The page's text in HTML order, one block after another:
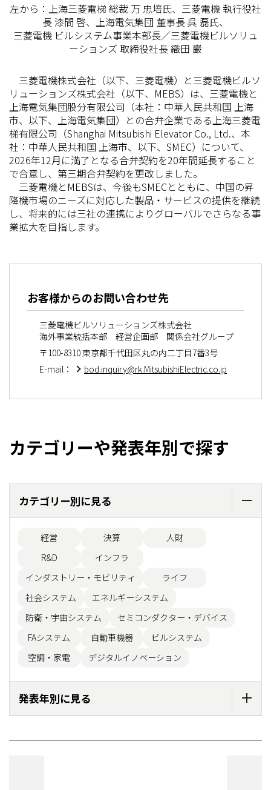
左から：上海三菱電梯 総裁 万 忠培氏、三菱電機 執行役社
長 漆間 啓、上海電気集団 董事長 呉 磊氏、
三菱電機 ビルシステム事業本部長／三菱電機ビルソリュ
ーションズ 取締役社長 織田 巌
三菱電機株式会社（以下、三菱電機）と三菱電機ビルソ
リューションズ株式会社（以下、MEBS）は、三菱電機と
上海電気集団股分有限公司（本社：中華人民共和国 上海
市、以下、上海電気集団）との合弁企業である上海三菱電
梯有限公司（Shanghai Mitsubishi Elevator Co., Ltd.、本
社：中華人民共和国 上海市、以下、SMEC）について、
2026年12月に満了となる合弁契約を20年間延長すること
で合意し、第三期合弁契約を更改しました。
三菱電機とMEBSは、今後もSMECとともに、中国の昇
降機市場のニーズに対応した製品・サービスの提供を継続
し、将来的には三社の連携によりグローバルでさらなる事
業拡大を目指します。
お客様からのお問い合わせ先
三菱電機ビルソリューションズ株式会社
海外事業統括本部 経営企画部 関係会社グループ
〒100-8310 東京都千代田区丸の内二丁目7番3号
E-mail：
bod.inquiry@rk.MitsubishiElectric.co.jp
カテゴリーや発表年別で探す
カテゴリー別に見る
経営 決算
人財
R&D
インフラ
インダストリー・モビリティ
ライフ
社会システム
エネルギーシステム
防衛・宇宙システム
セミコンダクター・デバイス
FAシステム
自動車機器
ビルシステム
空調・家電
デジタルイノベーション
発表年別に見る